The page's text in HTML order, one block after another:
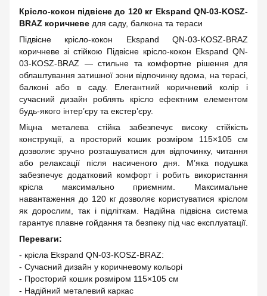
Крісло-кокон підвісне до 120 кг Ekspand QN-03-KOSZ-
BRAZ коричневе для саду, балкона та тераси
Підвісне крісло-кокон Ekspand QN-03-KOSZ-BRAZ
коричневе зі стійкою Підвісне крісло-кокон Ekspand QN-
03-KOSZ-BRAZ — стильне та комфортне рішення для
облаштування затишної зони відпочинку вдома, на терасі,
балконі або в саду. Елегантний коричневий колір і
сучасний дизайн роблять крісло ефектним елементом
будь-якого інтер’єру та екстер’єру.
Міцна металева стійка забезпечує високу стійкість
конструкції, а просторий кошик розміром 115×105 см
дозволяє зручно розташуватися для відпочинку, читання
або релаксації після насиченого дня. М’яка подушка
забезпечує додатковий комфорт і робить використання
крісла максимально приємним. Максимальне
навантаження до 120 кг дозволяє користуватися кріслом
як дорослим, так і підліткам. Надійна підвісна система
гарантує плавне гойдання та безпеку під час експлуатації.
Переваги:
- крісла Ekspand QN-03-KOSZ-BRAZ:
- Сучасний дизайн у коричневому кольорі
- Просторий кошик розміром 115×105 см
- Надійний металевий каркас